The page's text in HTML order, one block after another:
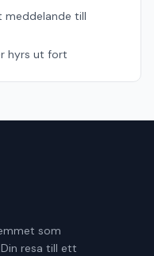
meddelande till
hyrs ut fort
som
resa till ett